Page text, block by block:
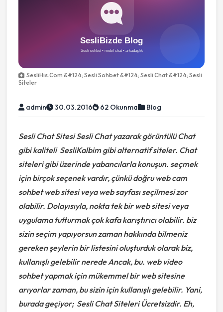
SesliHis.Com &#124; Sesli Sohbet &#124; Sesli Chat &#124; Sesli
Siteler
admin 30.03.2016 62 Okunma Blog
Sesli Chat Sitesi Sesli Chat yazarak görüntülü Chat
gibi kaliteli SesliKalbim gibi alternatif siteler. Chat
siteleri gibi üzerinde yabancılarla konuşun. seçmek
için birçok seçenek vardır, çünkü doğru web cam
sohbet web sitesi veya web sayfası seçilmesi zor
olabilir. Dolayısıyla, nokta tek bir web sitesi veya
uygulama tutturmak çok kafa karıştırıcı olabilir. biz
sizin seçim yapıyorsun zaman hakkında bilmeniz
gereken şeylerin bir listesini oluşturduk olarak biz,
kullanışlı gelebilir nerede Ancak, bu. web video
sohbet yapmak için mükemmel bir web sitesine
arıyorlar zaman, bu sizin için kullanışlı gelebilir. Yani,
burada geçiyor; Sesli Chat Siteleri Ücretsizdir. Eh,